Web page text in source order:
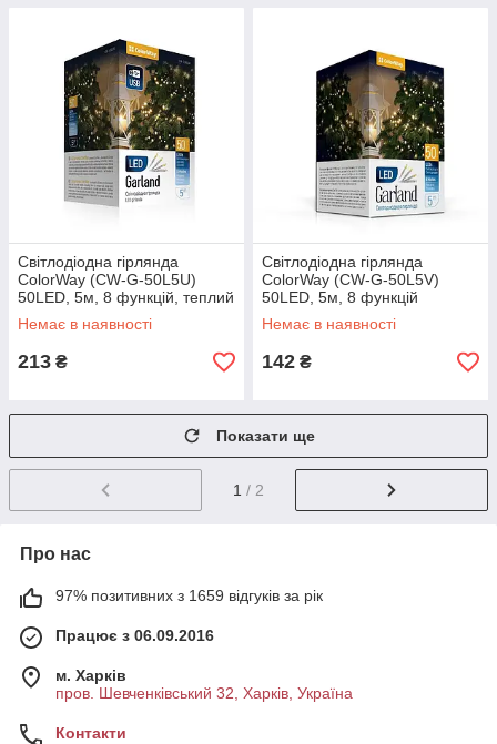
Світлодіодна гірлянда
ColorWay (CW-G-50L5U)
50LED, 5м, 8 функцій, теплий
колір USB
Немає в наявності
213 ₴
Світлодіодна гірлянда
ColorWay (CW-G-50L5V)
50LED, 5м, 8 функцій
Немає в наявності
142 ₴
Показати ще
1 / 2
Про нас
97% позитивних з 1659 відгуків за рік
Працює з 06.09.2016
м. Харків
пров. Шевченківський 32, Харків, Україна
Контакти